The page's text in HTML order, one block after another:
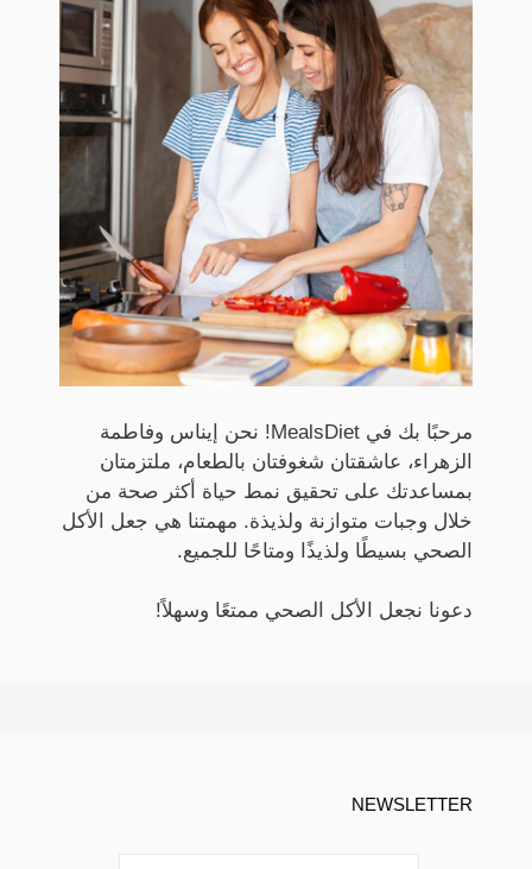
مرحبًا بك في MealsDiet! نحن إيناس وفاطمة
الزهراء، عاشقتان شغوفتان بالطعام، ملتزمتان
بمساعدتك على تحقيق نمط حياة أكثر صحة من
خلال وجبات متوازنة ولذيذة. مهمتنا هي جعل الأكل
الصحي بسيطًا ولذيذًا ومتاحًا للجميع.
دعونا نجعل الأكل الصحي ممتعًا وسهلاً!
NEWSLETTER